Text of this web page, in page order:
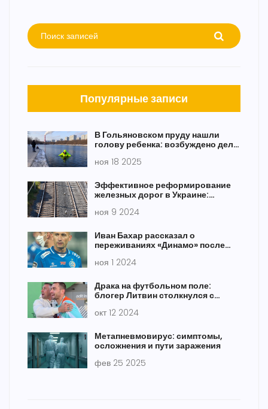
Популярные записи
В Гольяновском пруду нашли
голову ребенка: возбуждено дело
ноя 18 2025
Эффективное реформирование
железных дорог в Украине:
ноя 9 2024
Иван Бахар рассказал о
переживаниях «Динамо» после
ноя 1 2024
Драка на футбольном поле:
блогер Литвин столкнулся с
против СКА-Ростов
окт 12 2024
Метапневмовирус: симптомы,
осложнения и пути заражения
фев 25 2025